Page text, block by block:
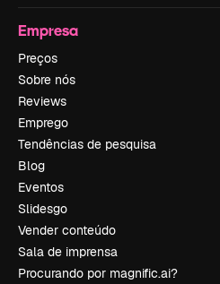
Empresa
Preços
Sobre nós
Reviews
Emprego
Tendências de pesquisa
Blog
Eventos
Slidesgo
Vender conteúdo
Sala de imprensa
Procurando por magnific.ai?